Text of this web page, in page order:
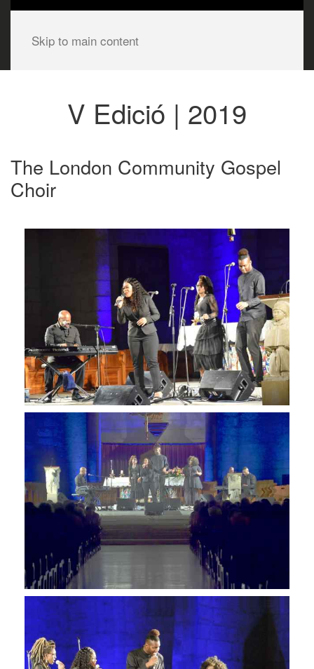
Skip to main content
V Edició | 2019
The London Community Gospel
Choir